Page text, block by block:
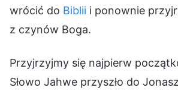
wrócić do Biblii i ponownie
z czynów Boga.
Przyjrzyjmy się najpierw
Słowo Jahwe przyszło do